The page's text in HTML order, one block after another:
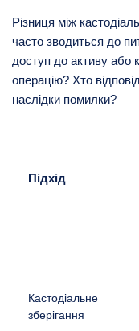
Різниця між
часто зводиться до
доступ до активу або
операцію? Хто
наслідки помилки?
Підхід
Кастодіальне
зберігання